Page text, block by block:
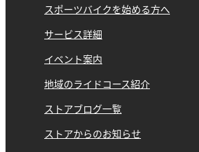
スポーツバイクを始める方へ
サービス詳細
イベント案内
地域のライドコース紹介
ストアブログ一覧
ストアからのお知らせ